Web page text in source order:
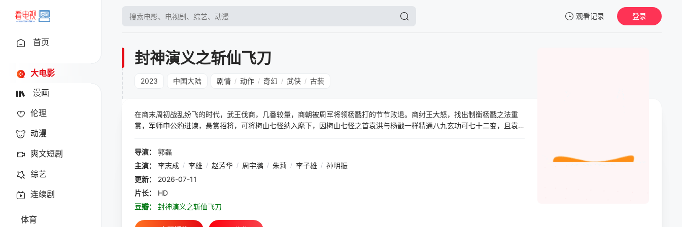
观看记录
暂无观看影片的记录
登录
首页
大电影
漫画
伦理
动漫
爽文短剧
综艺
连续剧
体育
封神演义之斩仙飞刀
2023 中国大陆 剧情 / 动作 / 奇幻 / 武侠 / 古装
在商末周初战乱纷飞的时代，武王伐商，几番较量，商朝被周军将领杨戬打的节节败退。商纣王大怒，找出制衡杨戬之法重
赏，军师申公豹进谏，悬赏招将，可将梅山七怪纳入麾下，因梅山七怪之首袁洪与杨戬一样精通八九玄功可七十二变，且袁
公豹即刻启程前往梅山，申公豹无视纣王的暴虐，经常游说三山五岳的同门和能人异士助商伐周，全力维护商王朝统治，深
导演：
郭磊
主演：
李志成 / 李雄 / 赵芳华 / 周宇鹏 / 朱莉 / 李子雄 / 孙明振
更新：
2026-07-11
片长：
HD
豆瓣：
封神演义之斩仙飞刀